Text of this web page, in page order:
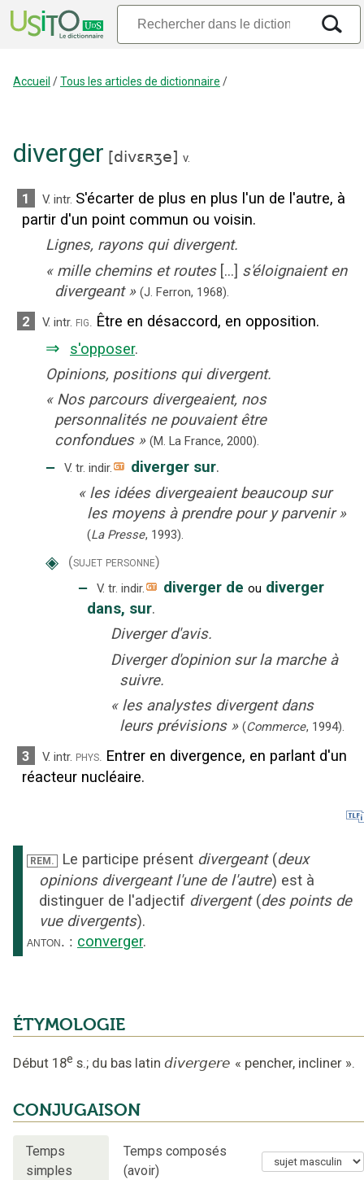
Accueil /Tous les articles de dictionnaire /
diverger [divɛʀʒe] v.
1 V. intr. S'écarter de plus en plus l'un de l'autre, à
partir d'un point commun ou voisin.
Lignes, rayons qui divergent.
« mille chemins et routes [...] s'éloignaient en
divergeant » (J. Ferron, 1968).
2 V. intr. fig. Être en désaccord, en opposition.
⇒ s'opposer.
Opinions, positions qui divergent.
« Nos parcours divergeaient, nos
personnalités ne pouvaient être
confondues » (M. La France, 2000).
‒ V. tr. indir. diverger sur.
« les idées divergeaient beaucoup sur
les moyens à prendre pour y parvenir »
(La Presse, 1993).
◈ (sujet personne)
‒ V. tr. indir. diverger de ou diverger
dans, sur.
Diverger d'avis.
Diverger d'opinion sur la marche à
suivre.
« les analystes divergent dans
leurs prévisions » (Commerce, 1994).
3 V. intr. phys. Entrer en divergence, en parlant d'un
réacteur nucléaire.
REM. Le participe présent divergeant (deux
opinions divergeant l'une de l'autre) est à
distinguer de l'adjectif divergent (des points de
vue divergents).
anton. : converger.
ÉTYMOLOGIE
Début 18e s.; du bas latin divergere « pencher, incliner ».
CONJUGAISON
Temps
simples
Temps composés
(avoir)